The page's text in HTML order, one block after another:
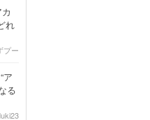
れ
プー
ア
る